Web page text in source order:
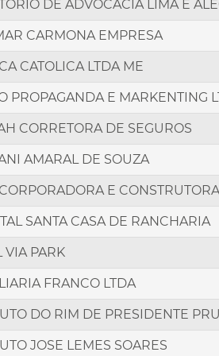
DE ADVOCACIA LIMA E
CARMONA EMPRESA
CATOLICA LTDA ME
PROPAGANDA E MARKENTING
CORRETORA DE SEGUROS
AMARAL DE SOUZA
E CONSTRUTORA
SANTA CASA DE RANCHARIA
VIA PARK
FRANCO LTDA
DO RIM DE PRESIDENTE
JOSE LEMES SOARES